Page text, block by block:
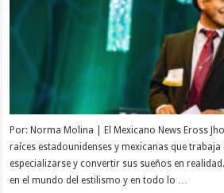
el
Por: Norma Molina | El Mexicano News Eross
raíces estadounidenses y mexicanas que
especializarse y convertir sus sueños en
en el mundo del estilismo y en todo lo …